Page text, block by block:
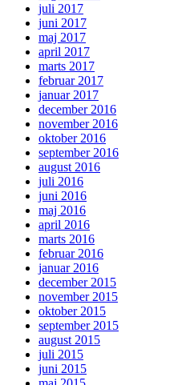
juli 2017
juni 2017
maj 2017
april 2017
marts 2017
februar 2017
januar 2017
december 2016
november 2016
oktober 2016
september 2016
august 2016
juli 2016
juni 2016
maj 2016
april 2016
marts 2016
februar 2016
januar 2016
december 2015
november 2015
oktober 2015
september 2015
august 2015
juli 2015
juni 2015